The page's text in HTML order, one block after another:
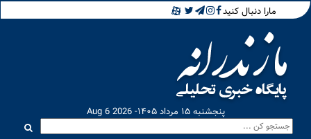
مارا دنبال کنید
پنجشنبه ۱۵ مرداد ۱۴۰۵- Aug 6 2026